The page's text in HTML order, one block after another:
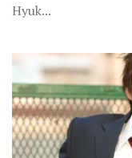
Hyuk...